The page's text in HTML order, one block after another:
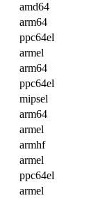
amd64
arm64
ppc64el
armel
arm64
ppc64el
mipsel
arm64
armel
armhf
armel
ppc64el
armel